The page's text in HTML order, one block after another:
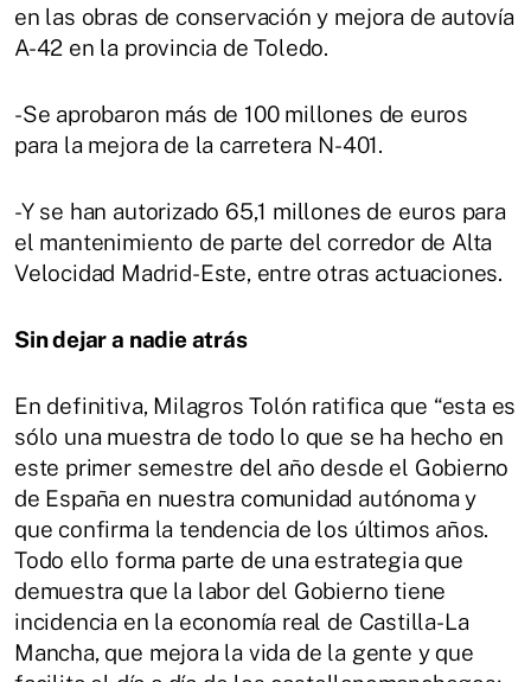
en las obras de conservación y mejora de autovía
A-42 en la provincia de Toledo.
-Se aprobaron más de 100 millones de euros
para la mejora de la carretera N-401.
-Y se han autorizado 65,1 millones de euros para
el mantenimiento de parte del corredor de Alta
Velocidad Madrid-Este, entre otras actuaciones.
Sin dejar a nadie atrás
En definitiva, Milagros Tolón ratifica que “esta es
sólo una muestra de todo lo que se ha hecho en
este primer semestre del año desde el Gobierno
de España en nuestra comunidad autónoma y
que confirma la tendencia de los últimos años.
Todo ello forma parte de una estrategia que
demuestra que la labor del Gobierno tiene
incidencia en la economía real de Castilla-La
Mancha, que mejora la vida de la gente y que